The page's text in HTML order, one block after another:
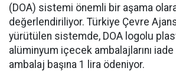
(DOA) sistemi önemli bir aşama
değerlendiriliyor. Türkiye Çevre
yürütülen sistemde, DOA logolu
alüminyum içecek ambalajlarını
ambalaj başına 1 lira ödeniyor.